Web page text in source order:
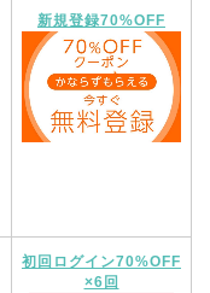
新規登録70%OFF
初回ログイン70%OFF
×6回